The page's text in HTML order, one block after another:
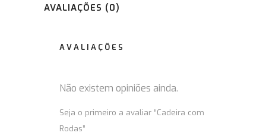
AVALIAÇÕES (0)
AVALIAÇÕES
Não existem opiniões ainda.
Seja o primeiro a avaliar “Cadeira com
Rodas”